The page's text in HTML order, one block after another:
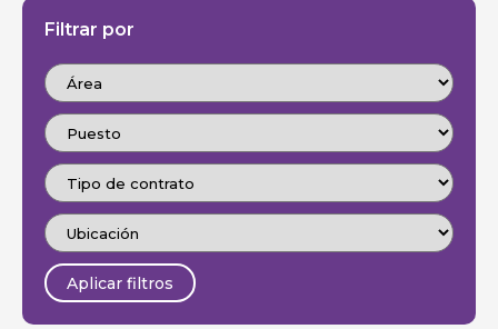
Filtrar por
Aplicar filtros